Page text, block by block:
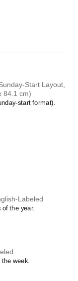
берешек
бас кітап
Start Layout,
84.1 cm)
start format).
Labeled
the year.
week.